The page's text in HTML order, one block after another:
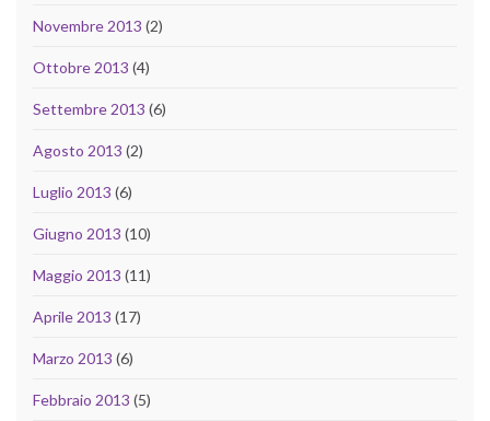
Novembre 2013 (2)
Ottobre 2013 (4)
Settembre 2013 (6)
Agosto 2013 (2)
Luglio 2013 (6)
Giugno 2013 (10)
Maggio 2013 (11)
Aprile 2013 (17)
Marzo 2013 (6)
Febbraio 2013 (5)